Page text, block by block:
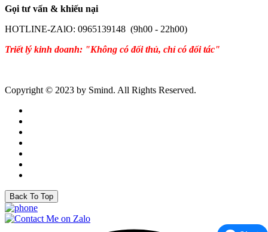
Gọi tư vấn & khiếu nại
HOTLINE-ZAlO: 0965139148 (9h00 - 22h00)
Triết lý kinh doanh: "Không có đối thủ, chỉ có đối tác"
Copyright © 2023 by Smind. All Rights Reserved.
Back To Top